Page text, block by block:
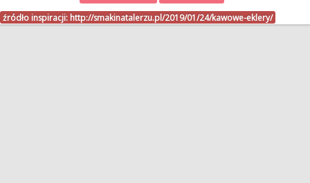
źródło inspiracji: http://smakinatalerzu.pl/2019/01/24/kawowe-eklery/